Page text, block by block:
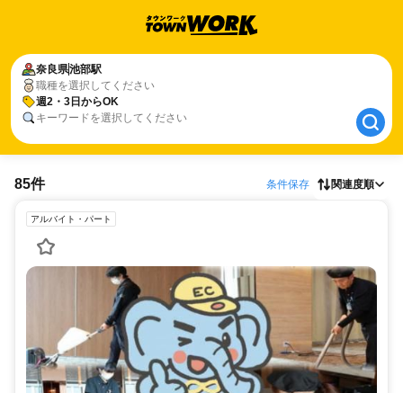
奈良県池部駅
職種を選択してください
週2・3日からOK
キーワードを選択してください
奈良県池部駅
週2・3日からOK
85件 条件保存 関連度順
アルバイト・パート